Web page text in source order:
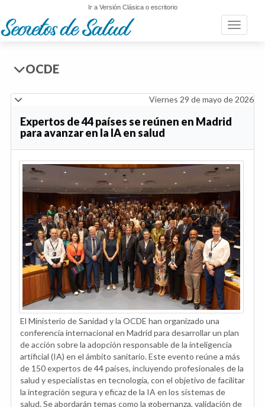
Ir a Versión Clásica o escritorio
Toggle
OCDE
Viernes 29 de mayo de 2026
Expertos de 44 países se reúnen en Madrid
para avanzar en la IA en salud
El Ministerio de Sanidad y la OCDE han organizado una
conferencia internacional en Madrid para desarrollar un plan
de acción sobre la adopción responsable de la inteligencia
artificial (IA) en el ámbito sanitario. Este evento reúne a más
de 150 expertos de 44 países, incluyendo profesionales de la
salud y especialistas en tecnología, con el objetivo de facilitar
la integración segura y eficaz de la IA en los sistemas de
salud. Se abordarán temas como la gobernanza, validación de